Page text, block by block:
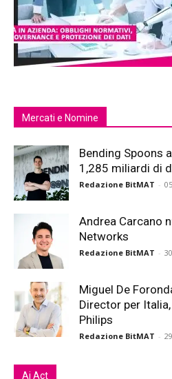
Mercati e Nomine
Bending Spoons
1,285 miliardi di
Redazione BitMAT -
Andrea Carcano
Networks
Redazione BitMAT -
Miguel De
Director per
Philips
Redazione BitMAT -
Ai Act